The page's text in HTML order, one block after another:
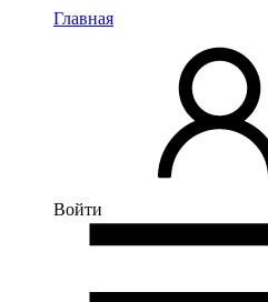
Главная
Войти